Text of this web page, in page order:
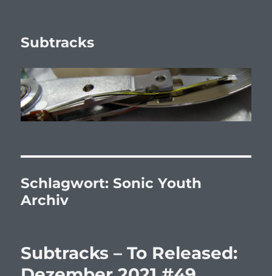
Subtracks
Schlagwort: Sonic Youth
Archiv
Subtracks – To Released: